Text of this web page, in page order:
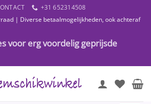
+31 652314508
| Diverse betaalmogelijkheden, ook achteraf
voor erg voordelig geprijsde